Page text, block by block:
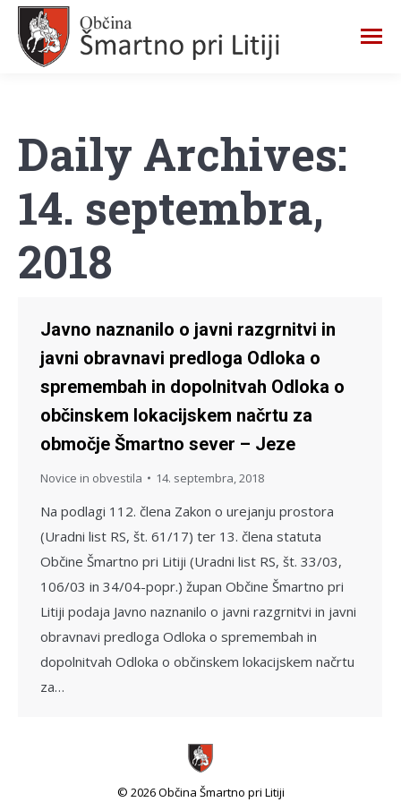
Daily Archives:
14. septembra,
2018
Javno naznanilo o javni razgrnitvi in
javni obravnavi predloga Odloka o
spremembah in dopolnitvah Odloka o
občinskem lokacijskem načrtu za
območje Šmartno sever – Jeze
Novice in obvestila 14. septembra, 2018
Na podlagi 112. člena Zakon o urejanju prostora
(Uradni list RS, št. 61/17) ter 13. člena statuta
Občine Šmartno pri Litiji (Uradni list RS, št. 33/03,
106/03 in 34/04-popr.) župan Občine Šmartno pri
Litiji podaja Javno naznanilo o javni razgrnitvi in javni
obravnavi predloga Odloka o spremembah in
dopolnitvah Odloka o občinskem lokacijskem načrtu
za…
© 2026 Občina Šmartno pri Litiji